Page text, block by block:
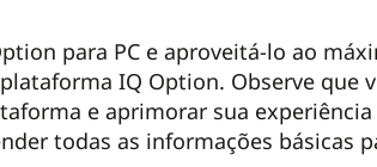
para PC e aproveitá-lo ao
IQ Option. Observe que
e aprimorar sua
todas as informações básicas